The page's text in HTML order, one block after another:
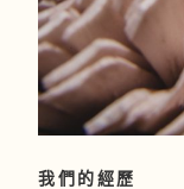
我們的經歷